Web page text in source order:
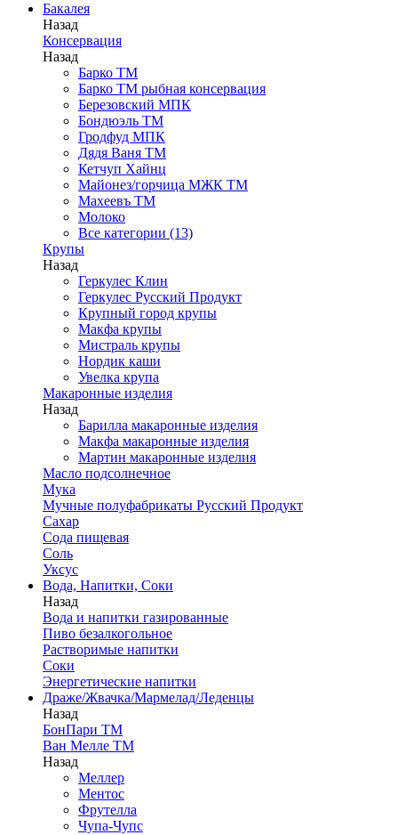
Бакалея
Назад
Консервация
Назад
Барко ТМ
Барко ТМ рыбная консервация
Березовский МПК
Бондюэль ТМ
Гродфуд МПК
Дядя Ваня ТМ
Кетчуп Хайнц
Майонез/горчица МЖК ТМ
Махеевъ ТМ
Молоко
Все категории (13)
Крупы
Назад
Геркулес Клин
Геркулес Русский Продукт
Крупный город крупы
Макфа крупы
Мистраль крупы
Нордик каши
Увелка крупа
Макаронные изделия
Назад
Барилла макаронные изделия
Макфа макаронные изделия
Мартин макаронные изделия
Масло подсолнечное
Мука
Мучные полуфабрикаты Русский Продукт
Сахар
Сода пищевая
Соль
Уксус
Вода, Напитки, Соки
Назад
Вода и напитки газированные
Пиво безалкогольное
Растворимые напитки
Соки
Энергетические напитки
Драже/Жвачка/Мармелад/Леденцы
Назад
БонПари ТМ
Ван Мелле ТМ
Назад
Меллер
Ментос
Фрутелла
Чупа-Чупс